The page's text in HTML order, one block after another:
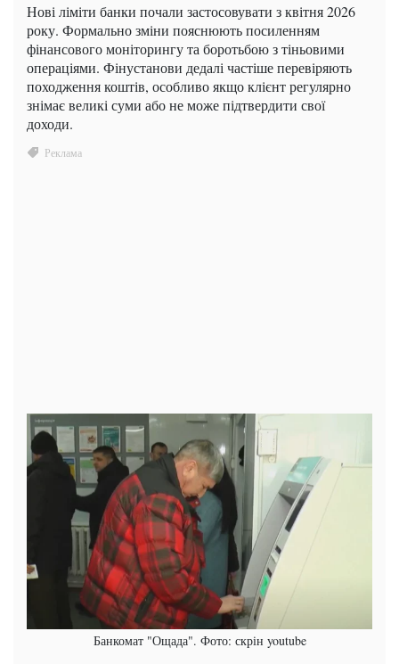
Нові ліміти банки почали застосовувати з квітня 2026
року. Формально зміни пояснюють посиленням
фінансового моніторингу та боротьбою з тіньовими
операціями. Фінустанови дедалі частіше перевіряють
походження коштів, особливо якщо клієнт регулярно
знімає великі суми або не може підтвердити свої
доходи.
Банкомат "Ощада". Фото: скрін youtube